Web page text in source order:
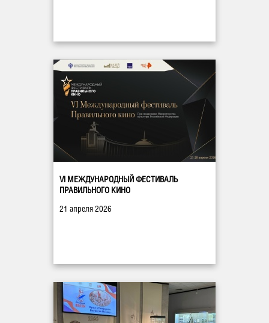
VI МЕЖДУНАРОДНЫЙ ФЕСТИВАЛЬ
ПРАВИЛЬНОГО КИНО
21 апреля 2026